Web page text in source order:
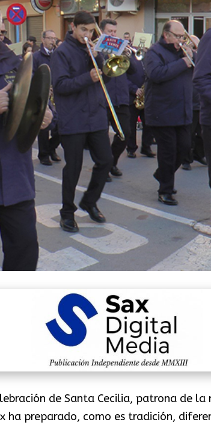
de Santa Cecilia, patrona de
ha preparado, como es tradición,